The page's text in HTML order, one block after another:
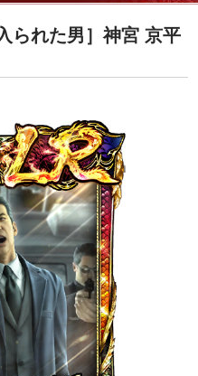
られた男］神宮 京平